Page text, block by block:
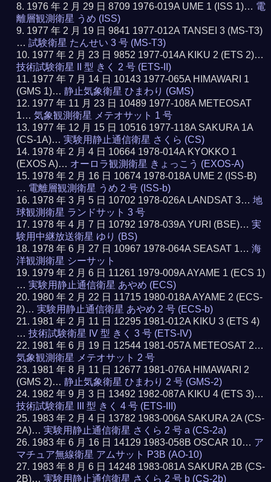
1976 年 2 月 29 日 8709 1976-019A UME 1 (ISS 1)… 電
離層観測衛星 うめ (ISS)
1977 年 2 月 19 日 9841 1977-012A TANSEI 3 (MS-T3)
…試験衛星 たんせい 3 号 (MS-T3)
1977 年 2 月 23 日 9852 1977-014A KIKU 2 (ETS 2)…
技術試験衛星 II 型 きく 2 号 (ETS-II)
1977 年 7 月 14 日 10143 1977-065A HIMAWARI 1
(GMS 1)…静止気象衛星 ひまわり (GMS)
1977 年 11 月 23 日 10489 1977-108A METEOSAT
1…気象観測衛星 メテオサット 1 号
1977 年 12 月 15 日 10516 1977-118A SAKURA 1A
(CS-1A)…実験用静止通信衛星 さくら (CS)
1978 年 2 月 4 日 10664 1978-014A KYOKKO 1
(EXOS A)… オーロラ観測衛星 きょっこう (EXOS-A)
1978 年 2 月 16 日 10674 1978-018A UME 2 (ISS-B)
… 電離層観測衛星 うめ 2 号 (ISS-b)
1978 年 3 月 5 日 10702 1978-026A LANDSAT 3…地
球観測衛星 ランドサット 3 号
1978 年 4 月 7 日 10792 1978-039A YURI (BSE)…実
験用中継放送衛星 ゆり (BS)
1978 年 6 月 27 日 10967 1978-064A SEASAT 1…海
洋観測衛星 シーサット
1979 年 2 月 6 日 11261 1979-009A AYAME 1 (ECS 1)
…実験用静止通信衛星 あやめ (ECS)
1980 年 2 月 22 日 11715 1980-018A AYAME 2 (ECS-
2)…実験用静止通信衛星 あやめ 2 号 (ECS-b)
1981 年 2 月 11 日 12295 1981-012A KIKU 3 (ETS 4)
…技術試験衛星 IV 型 きく 3 号 (ETS-IV)
1981 年 6 月 19 日 12544 1981-057A METEOSAT 2…
気象観測衛星 メテオサット 2 号
1981 年 8 月 11 日 12677 1981-076A HIMAWARI 2
(GMS 2)…静止気象衛星 ひまわり 2 号 (GMS-2)
1982 年 9 月 3 日 13492 1982-087A KIKU 4 (ETS 3)…
技術試験衛星 III 型 きく 4 号 (ETS-III)
1983 年 2 月 4 日 13782 1983-006A SAKURA 2A (CS-
2A)…実験用静止通信衛星 さくら 2 号 a (CS-2a)
1983 年 6 月 16 日 14129 1983-058B OSCAR 10… ア
マチュア無線衛星 アムサット P3B (AO-10)
1983 年 8 月 6 日 14248 1983-081A SAKURA 2B (CS-
2B)…実験用静止通信衛星 さくら 2 号 b (CS-2b)